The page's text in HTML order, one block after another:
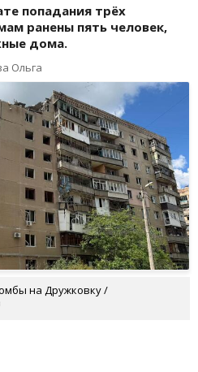
попадания трёх
ранены пять человек,
дома.
Ольга
на Дружковку /